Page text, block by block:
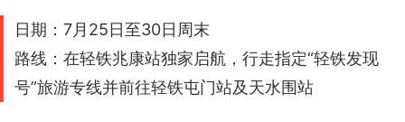
日期：7月25日至30日周末
路线：在轻铁兆康站独家启航，行走指定“轻铁发现
号”旅游专线并前往轻铁屯门站及天水围站